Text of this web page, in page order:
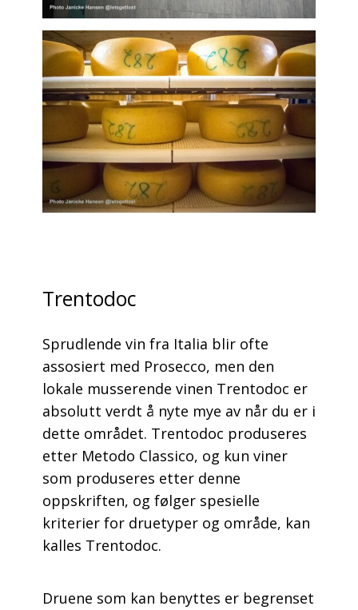
Trentodoc
Sprudlende vin fra Italia blir ofte
assosiert med Prosecco, men den
lokale musserende vinen Trentodoc er
absolutt verdt å nyte mye av når du er i
dette området. Trentodoc produseres
etter Metodo Classico, og kun viner
som produseres etter denne
oppskriften, og følger spesielle
kriterier for druetyper og område, kan
kalles Trentodoc.
Druene som kan benyttes er begrenset